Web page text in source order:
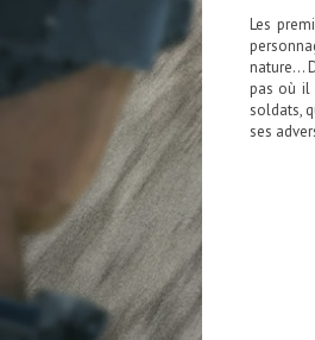
Les
nature…
pas où il
soldats,
ses